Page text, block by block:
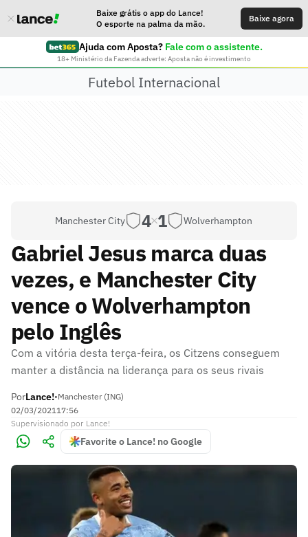
Baixe grátis o app do Lance!
O esporte na palma da mão.
Baixe agora
Ajuda com Aposta? Fale com o assistente.
18+ Ministério da Fazenda adverte: Aposta não é investimento
Futebol Internacional
Manchester City 4 1 Wolverhampton
Gabriel Jesus marca duas
vezes, e Manchester City
vence o Wolverhampton
pelo Inglês
Com a vitória desta terça-feira, os Citzens conseguem
manter a distância na liderança para os seus rivais
PorLance!•Manchester (ING)
02/03/202117:56
Supervisionado por Lance!
Favorite o Lance! no Google